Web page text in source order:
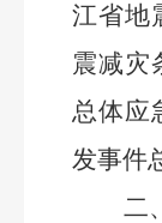
江省地
震减灾
总体应
发事件
二、